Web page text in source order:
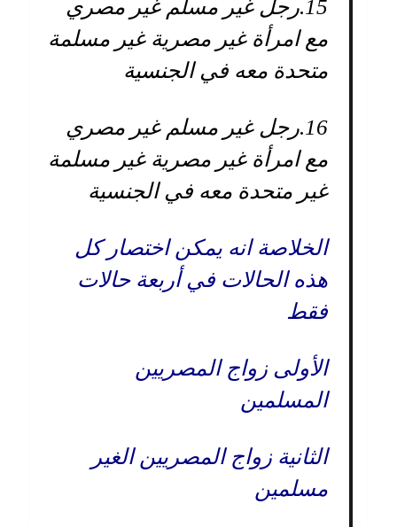
15. رجل غير مسلم غير مصري
مع امرأة غير مصرية غير مسلمة
متحدة معه في الجنسية
16. رجل غير مسلم غير مصري
مع امرأة غير مصرية غير مسلمة
غير متحدة معه في الجنسية
الخلاصة انه يمكن اختصار كل
هذه الحالات في أربعة حالات
فقط
الأولى زواج المصريين
المسلمين
الثانية زواج المصريين الغير
مسلمين